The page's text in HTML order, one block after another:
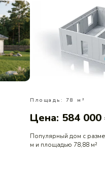
Площадь: 78 м²
Цена: 584 000
Популярный дом с
м и площадью 78,88 м²